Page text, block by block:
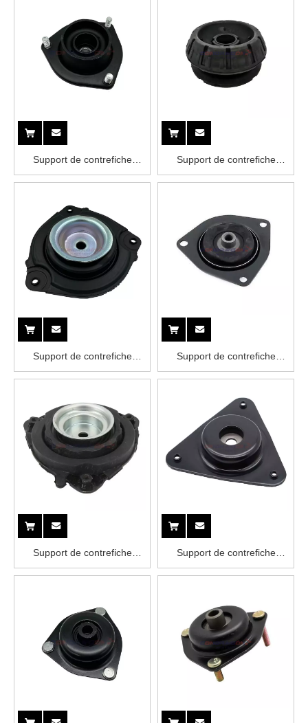
Support de contrefiche
54320-0E000 NISSAN
Support de contrefiche
54320-1HM0A NISSAN
Support de contrefiche
54320-1KA0A NISSAN
Support de contrefiche
54320-2W100 NISSAN
Support de contrefiche
54320-3JA0A NISSAN
Support de contrefiche
54320-4CL0B NISSAN